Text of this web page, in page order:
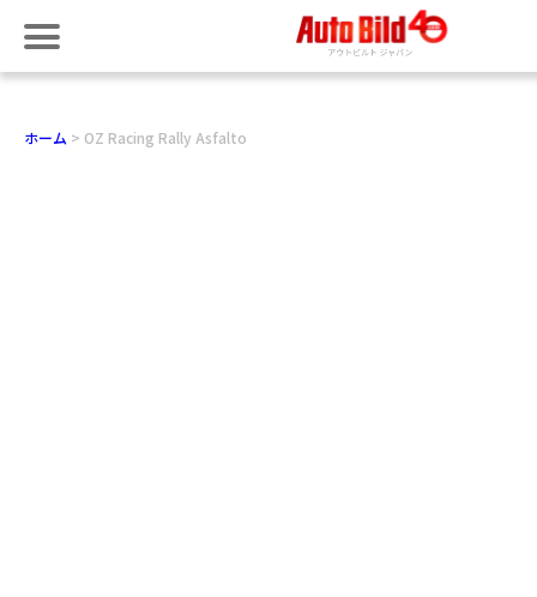
ホーム OZ Racing Rally Asfalto